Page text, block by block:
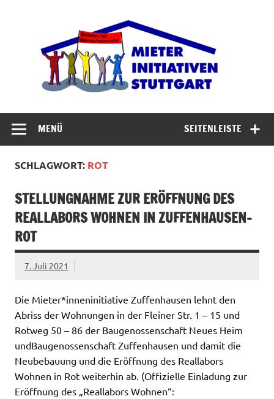
verteidigen
SEITENLEISTE
MENÜ
SCHLAGWORT: ROT
STELLUNGNAHME ZUR ERÖFFNUNG DES
REALLABORS WOHNEN IN ZUFFENHAUSEN-
ROT
7. Juli 2021
Die Mieter*inneninitiative Zuffenhausen lehnt den
Abriss der Wohnungen in der Fleiner Str. 1 – 15 und
Rotweg 50 – 86 der Baugenossenschaft Neues Heim
undBaugenossenschaft Zuffenhausen und damit die
Neubebauung und die Eröffnung des Reallabors
Wohnen in Rot weiterhin ab. (Offizielle Einladung zur
Eröffnung des „Reallabors Wohnen“: